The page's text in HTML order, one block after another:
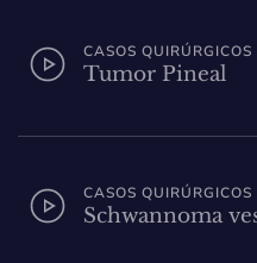
CASOS QUIRÚRGICOS
Tumor Pineal
CASOS QUIRÚRGICOS
Schwannoma